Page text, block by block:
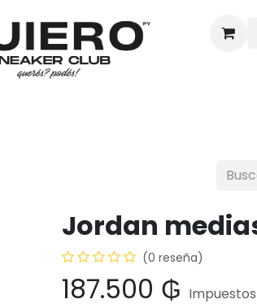
Jordan
(0 reseña)
187.500 ₲